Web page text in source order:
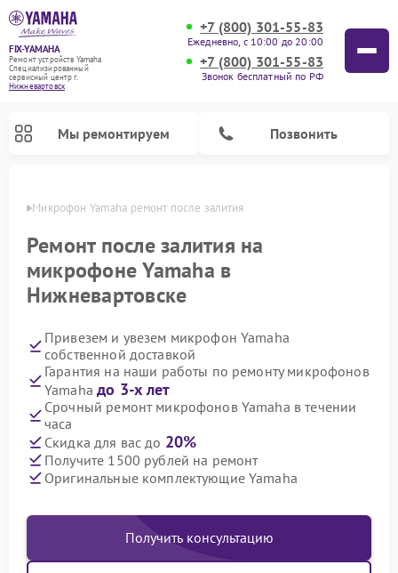
FIX-YAMAHA
Ремонт устройств Yamaha
Специализированный
cервисный центр г.
Нижневартовск
+7 (800) 301-55-83
Ежедневно, с 10:00 до 20:00
+7 (800) 301-55-83
Звонок бесплатный по РФ
Мы ремонтируем Позвонить
Микрофон Yamaha ремонт после залития
Ремонт после залития на
микрофоне Yamaha в
Нижневартовске
Привезем и увезем микрофон Yamaha
собственной доставкой
Гарантия на наши работы по ремонту микрофонов
Yamahaдо 3-х лет
Срочный ремонт микрофонов Yamaha в течении
часа
Скидка для вас до 20%
Получите 1500 рублей на ремонт
Оригинальные комплектующие Yamaha
Получить консультацию